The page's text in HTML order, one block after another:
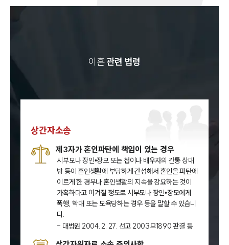
이혼관련 법령
상간자소송
제3자가 혼인파탄에 책임이 있는 경우
시부모나 장인•장모 또는 첩이나 배우자의 간통 상대
방 등이 혼인생활에 부당하게 간섭해서 혼인을 파탄에
이르게 한 경우나 혼인생활의 지속을 강요하는 것이
가혹하다고 여겨질 정도로 시부모나 장인•장모에게
폭행, 학대 또는 모욕당하는 경우 등을 말할 수 있습니
다.
- 대법원 2004. 2. 27. 선고 2003므1890 판결 등